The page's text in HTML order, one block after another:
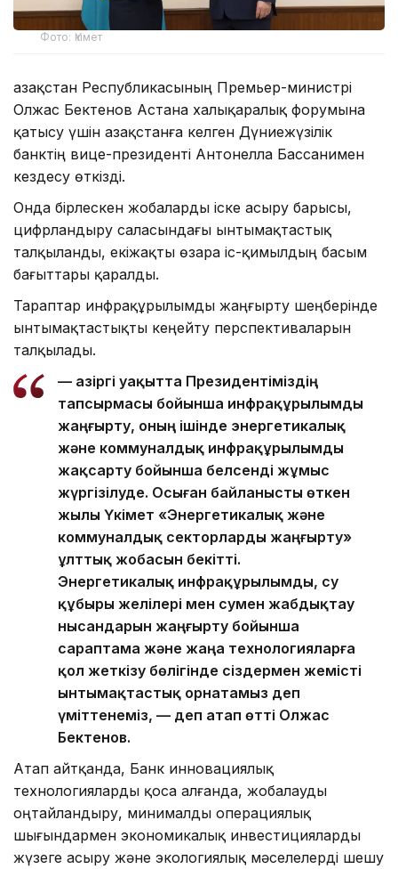
Фото: Үкімет
Қазақстан Республикасының Премьер-министрі
Олжас Бектенов Астана халықаралық форумына
қатысу үшін Қазақстанға келген Дүниежүзілік
банктің вице-президенті Антонелла Бассанимен
кездесу өткізді.
Онда бірлескен жобаларды іске асыру барысы,
цифрландыру саласындағы ынтымақтастық
талқыланды, екіжақты өзара іс-қимылдың басым
бағыттары қаралды.
Тараптар инфрақұрылымды жаңғырту шеңберінде
ынтымақтастықты кеңейту перспективаларын
талқылады.
— Қазіргі уақытта Президентіміздің
тапсырмасы бойынша инфрақұрылымды
жаңғырту, оның ішінде энергетикалық
және коммуналдық инфрақұрылымды
жақсарту бойынша белсенді жұмыс
жүргізілуде. Осыған байланысты өткен
жылы Үкімет «Энергетикалық және
коммуналдық секторларды жаңғырту»
ұлттық жобасын бекітті.
Энергетикалық инфрақұрылымды, су
құбыры желілері мен сумен жабдықтау
нысандарын жаңғырту бойынша
сараптама және жаңа технологияларға
қол жеткізу бөлігінде сіздермен жемісті
ынтымақтастық орнатамыз деп
үміттенеміз, — деп атап өтті Олжас
Бектенов.
Атап айтқанда, Банк инновациялық
технологияларды қоса алғанда, жобалауды
оңтайландыру, минималды операциялық
шығындармен экономикалық инвестицияларды
жүзеге асыру және экологиялық мәселелерді шешу